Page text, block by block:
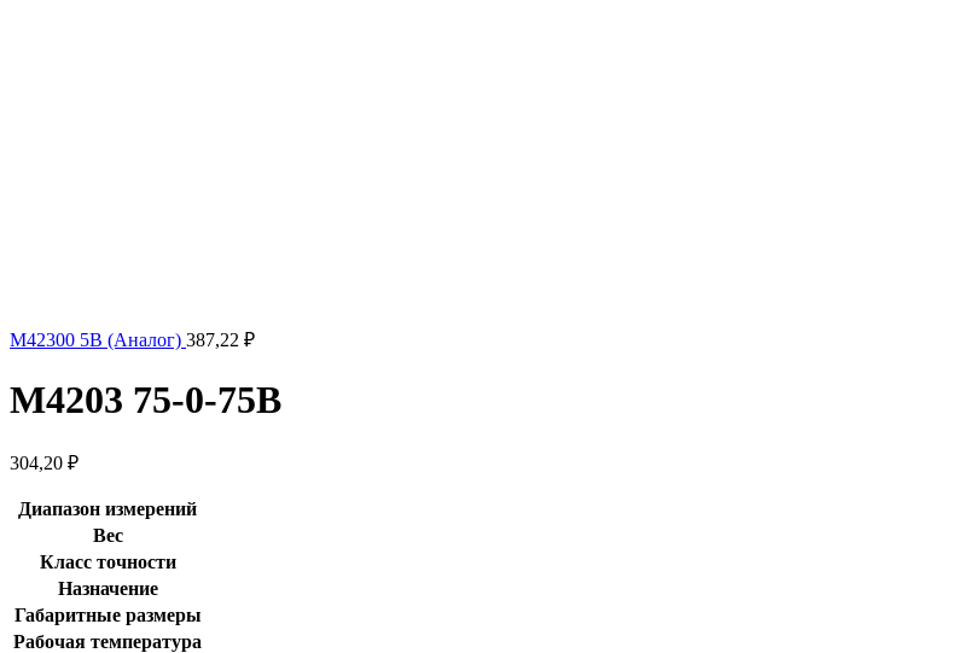
М42300 5В (Аналог) 387,22 ₽
М4203 75-0-75В
304,20 ₽
Диапазон измерений
Вес
Класс точности
Назначение
Габаритные размеры
Рабочая температура